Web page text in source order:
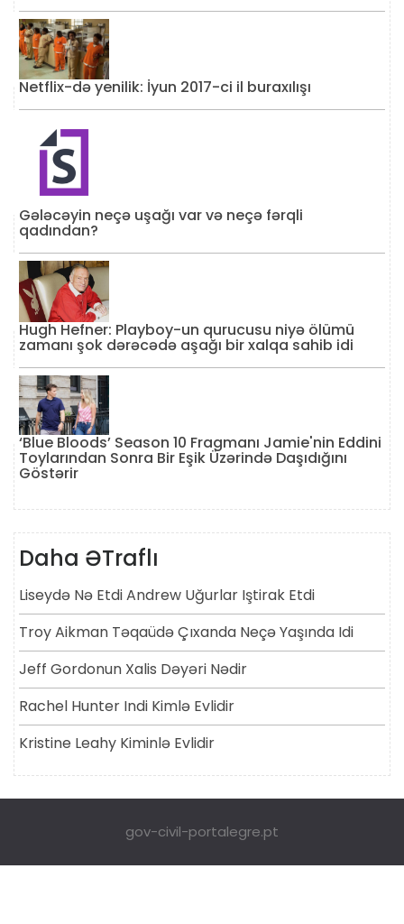
Netflix-də yenilik: İyun 2017-ci il buraxılışı
Gələcəyin neçə uşağı var və neçə fərqli
qadından?
Hugh Hefner: Playboy-un qurucusu niyə ölümü
zamanı şok dərəcədə aşağı bir xalqa sahib idi
‘Blue Bloods’ Season 10 Fragmanı Jamie'nin Eddini
Toylarından Sonra Bir Eşik Üzərində Daşıdığını
Göstərir
Daha ƏTraflı
Liseydə Nə Etdi Andrew Uğurlar Iştirak Etdi
Troy Aikman Təqaüdə Çıxanda Neçə Yaşında Idi
Jeff Gordonun Xalis Dəyəri Nədir
Rachel Hunter Indi Kimlə Evlidir
Kristine Leahy Kiminlə Evlidir
gov-civil-portalegre.pt